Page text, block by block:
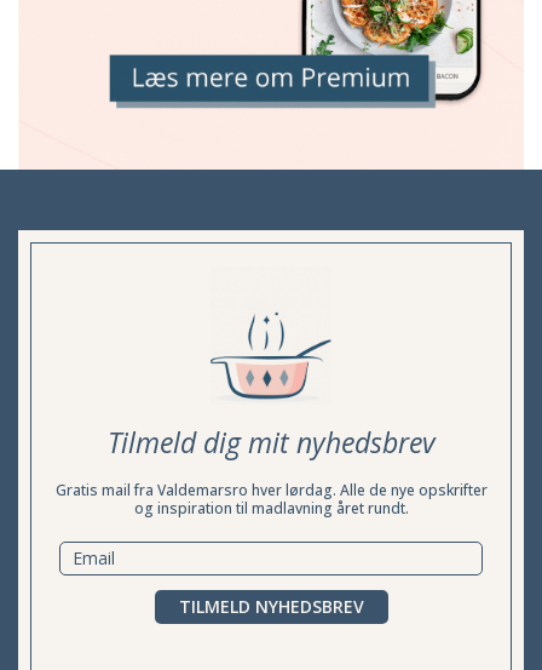
Tilmeld dig mit nyhedsbrev
Gratis mail fra Valdemarsro hver lørdag. Alle de nye opskrifter
og inspiration til madlavning året rundt.
TILMELD NYHEDSBREV